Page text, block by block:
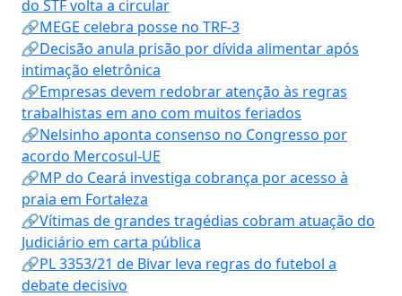
do STF volta a circular
🔗MEGE celebra posse no TRF-3
🔗Decisão anula prisão por dívida alimentar após
intimação eletrônica
🔗Empresas devem redobrar atenção às regras
trabalhistas em ano com muitos feriados
🔗Nelsinho aponta consenso no Congresso por
acordo Mercosul-UE
🔗MP do Ceará investiga cobrança por acesso à
praia em Fortaleza
🔗Vítimas de grandes tragédias cobram atuação do
Judiciário em carta pública
🔗PL 3353/21 de Bivar leva regras do futebol a
debate decisivo